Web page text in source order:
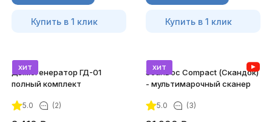
Купить в 1 клик Купить в 1 клик
хит
Дымогенератор ГД-01
полный комплект
5.0 (2)
хит
ScanDoc Compact (Скандок)
- мультимарочный сканер
5.0 (3)